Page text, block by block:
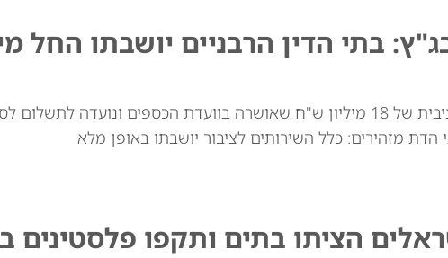
בתי הדין הרבניים יושבתו החל
פסיקת בג"ץ עצרה העברה תקציבית של 18 מיליון ש"ח שאושרה בוועדת הכספים ונועדה
הדת מזהירים: כלל השירותים לציבור יושבתו באופן מלא
הציתו בתים ותקפו פלסטינים